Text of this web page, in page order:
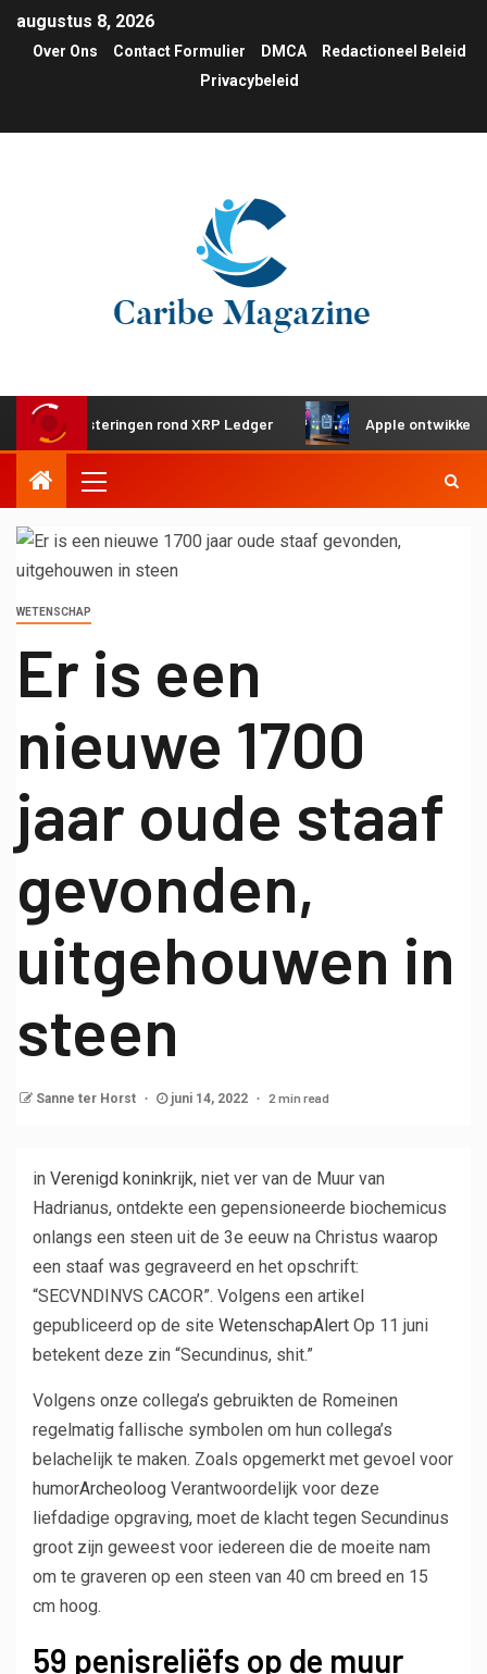
augustus 8, 2026
Over Ons Contact Formulier DMCA
Redactioneel Beleid
Privacybeleid
rond XRP Ledger Apple ontwikkelt
WETENSCHAP
Er is een
nieuwe 1700
jaar oude staaf
gevonden,
uitgehouwen in
steen
Sanne ter Horst juni 14, 2022 2 min read
in Verenigd koninkrijk, niet ver van de Muur van
Hadrianus, ontdekte een gepensioneerde biochemicus
onlangs een steen uit de 3e eeuw na Christus waarop
een staaf was gegraveerd en het opschrift:
“SECVNDINVS CACOR”. Volgens een artikel
gepubliceerd op de site WetenschapAlert Op 11 juni
betekent deze zin “Secundinus, shit.”
Volgens onze collega’s gebruikten de Romeinen
regelmatig fallische symbolen om hun collega’s
belachelijk te maken. Zoals opgemerkt met gevoel voor
humorArcheoloog Verantwoordelijk voor deze
liefdadige opgraving, moet de klacht tegen Secundinus
groot zijn geweest voor iedereen die de moeite nam
om te graveren op een steen van 40 cm breed en 15
cm hoog.
59 penisreliëfs op de muur